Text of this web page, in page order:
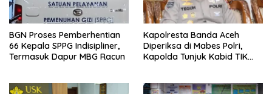
BGN Proses Pemberhentian
66 Kepala SPPG Indisipliner,
Termasuk Dapur MBG Racun
Kapolresta Banda Aceh
Diperiksa di Mabes Polri,
Kapolda Tunjuk Kabid TIK